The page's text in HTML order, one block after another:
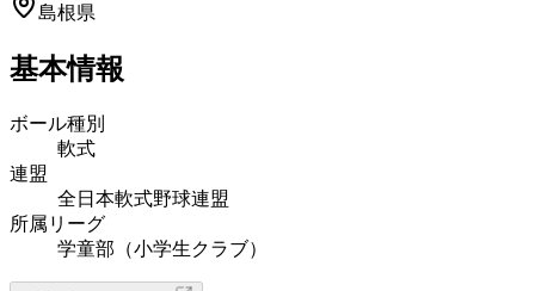
島根県
基本情報
ボール種別
軟式
連盟
全日本軟式野球連盟
所属リーグ
学童部（小学生クラブ）